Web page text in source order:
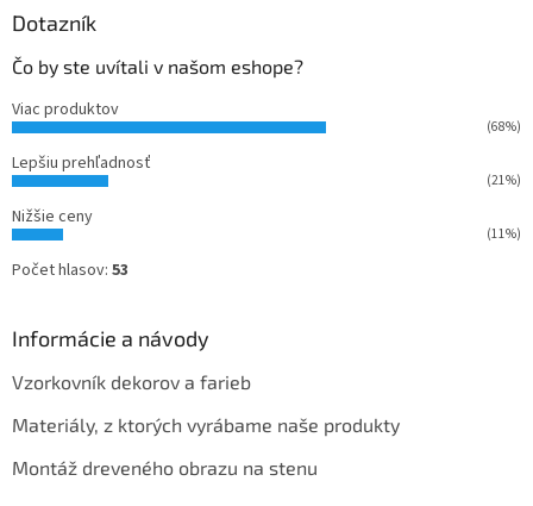
Dotazník
Čo by ste uvítali v našom eshope?
Viac produktov
(68%)
Lepšiu prehľadnosť
(21%)
Nižšie ceny
(11%)
Počet hlasov: 53
Informácie a návody
Vzorkovník dekorov a farieb
Materiály, z ktorých vyrábame naše produkty
Montáž dreveného obrazu na stenu